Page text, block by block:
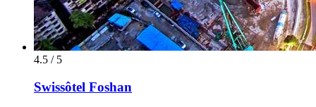
4.5 / 5
Swissôtel Foshan